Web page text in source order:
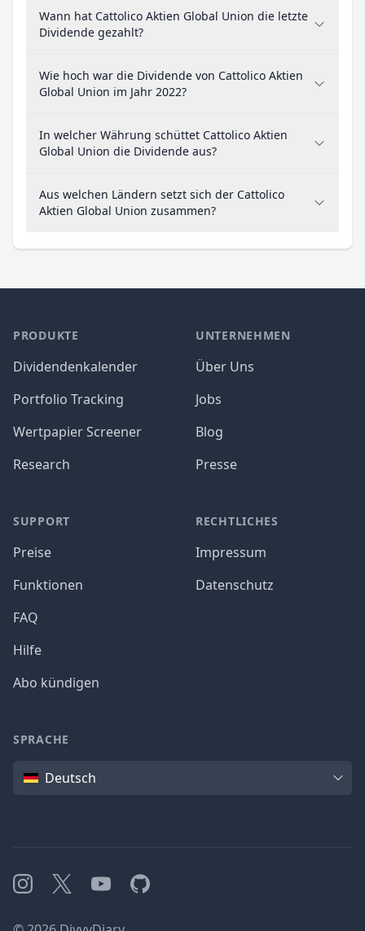
Wann hat Cattolico Aktien Global Union die letzte
Dividende gezahlt?
Wie hoch war die Dividende von Cattolico Aktien
Global Union im Jahr 2022?
In welcher Währung schüttet Cattolico Aktien
Global Union die Dividende aus?
Aus welchen Ländern setzt sich der Cattolico
Aktien Global Union zusammen?
PRODUKTE
Dividendenkalender
Portfolio Tracking
Wertpapier Screener
Research
SUPPORT
Preise
Funktionen
FAQ
Hilfe
Abo kündigen
UNTERNEHMEN
Über Uns
Jobs
Blog
Presse
RECHTLICHES
Impressum
Datenschutz
SPRACHE
SpracheDeutsch
Instagram
X YouTubeGitHub